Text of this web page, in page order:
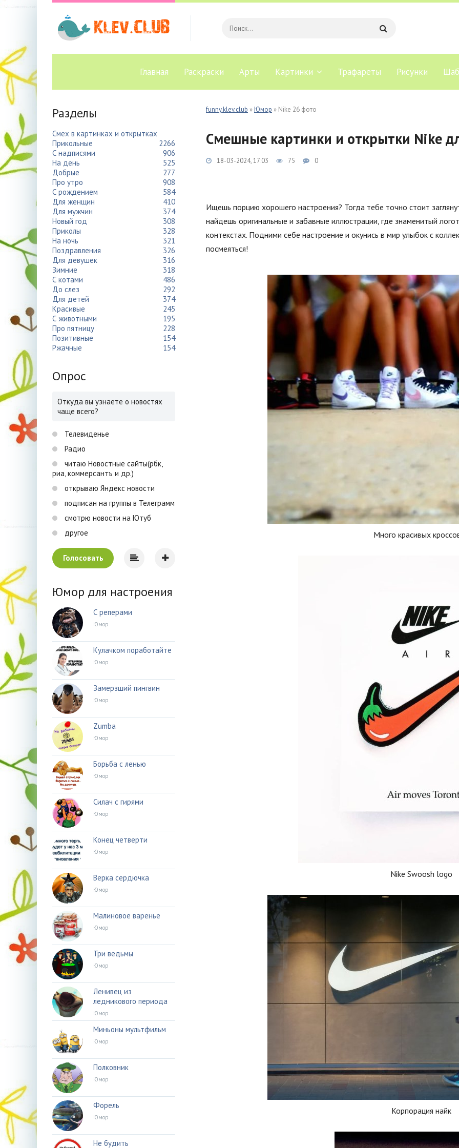
Главная Раскраски Арты Картинки Трафареты Рисунки
funny.klev.club »Юмор » Nike 26 фото
Смешные картинки и открытки Nike
18-03-2024, 17:03 75 0
Ищешь порцию хорошего настроения? Тогда тебе точно стоит
найдешь оригинальные и забавные иллюстрации, где знаменитый
контекстах. Подними себе настроение и окунись в мир улыбок с
посмеяться!
Много красивых
Nike Swoosh logo
Корпорация найк
Разделы
Смех в картинках и открытках
Прикольные
2266
С надписями
906
На день
525
Добрые
277
Про утро
908
С рождением
584
Для женщин
410
Для мужчин
374
Новый год
308
Приколы
328
На ночь
321
Поздравления
326
Для девушек
316
Зимние
318
С котами
486
До слез
292
Для детей
374
Красивые
245
С животными
195
Про пятницу
228
Позитивные
154
Ржачные
154
Опрос
Откуда вы узнаете о новостях
чаще всего?
Телевиденье
Радио
читаю Новостные сайты(рбк,
риа, коммерсантъ и др.)
открываю Яндекс новости
подписан на группы в Телеграмм
смотрю новости на Ютуб
другое
Голосовать
Юмор для настроения
С реперами
Юмор
Кулачком поработайте
Юмор
Замерзший пингвин
Юмор
Zumba
Юмор
Борьба с ленью
Юмор
Силач с гирями
Юмор
Конец четверти
Юмор
Верка сердючка
Юмор
Малиновое варенье
Юмор
Три ведьмы
Юмор
Ленивец из
ледникового периода
Юмор
Миньоны мультфильм
Юмор
Полковник
Юмор
Форель
Юмор
Не будить